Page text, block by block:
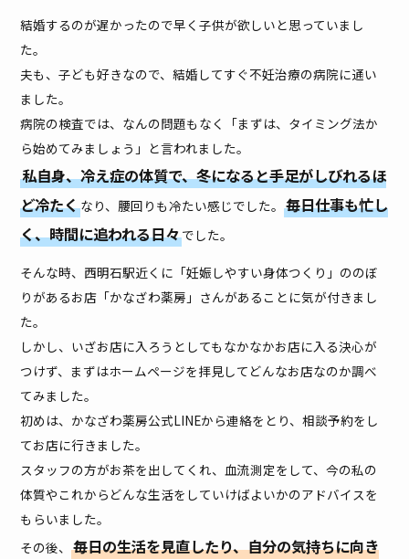
結婚するのが遅かったので早く子供が欲しいと思っていまし
た。
夫も、子ども好きなので、結婚してすぐ不妊治療の病院に通い
ました。
病院の検査では、なんの問題もなく「まずは、タイミング法か
ら始めてみましょう」と言われました。
私自身、冷え症の体質で、冬になると手足がしびれるほ
ど冷たくなり、腰回りも冷たい感じでした。毎日仕事も忙し
く、時間に追われる日々でした。
そんな時、西明石駅近くに「妊娠しやすい身体つくり」ののぼ
りがあるお店「かなざわ薬房」さんがあることに気が付きまし
た。
しかし、いざお店に入ろうとしてもなかなかお店に入る決心が
つけず、まずはホームページを拝見してどんなお店なのか調べ
てみました。
初めは、かなざわ薬房公式LINEから連絡をとり、相談予約をし
てお店に行きました。
スタッフの方がお茶を出してくれ、血流測定をして、今の私の
体質やこれからどんな生活をしていけばよいかのアドバイスを
もらいました。
その後、毎日の生活を見直したり、自分の気持ちに向き